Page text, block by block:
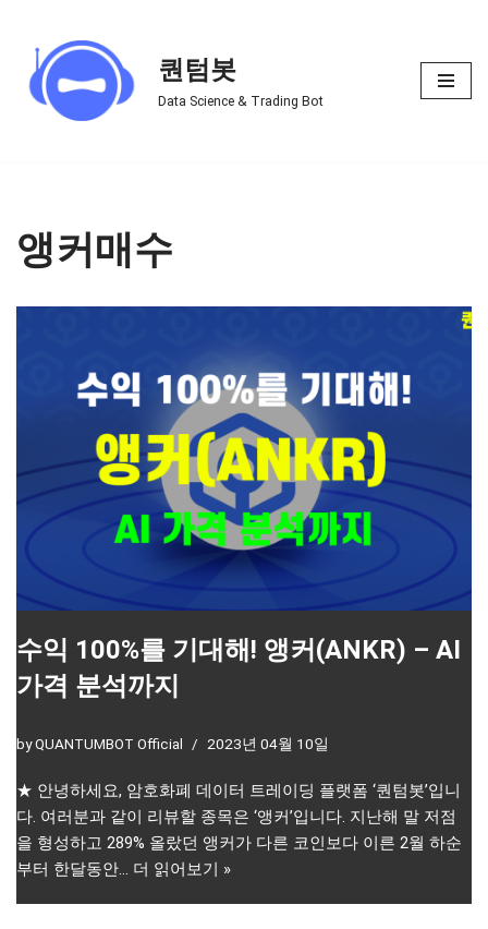
Skip
to
content
퀀텀봇
Data Science & Trading Bot
앵커매수
수익 100%를 기대해! 앵커(ANKR) – AI
가격 분석까지
byQUANTUMBOT Official 2023년 04월 10일
★ 안녕하세요, 암호화폐 데이터 트레이딩 플랫폼 ‘퀀텀봇’입니
다. 여러분과 같이 리뷰할 종목은 ‘앵커’입니다. 지난해 말 저점
을 형성하고 289% 올랐던 앵커가 다른 코인보다 이른 2월 하순
부터 한달동안… 더 읽어보기 »